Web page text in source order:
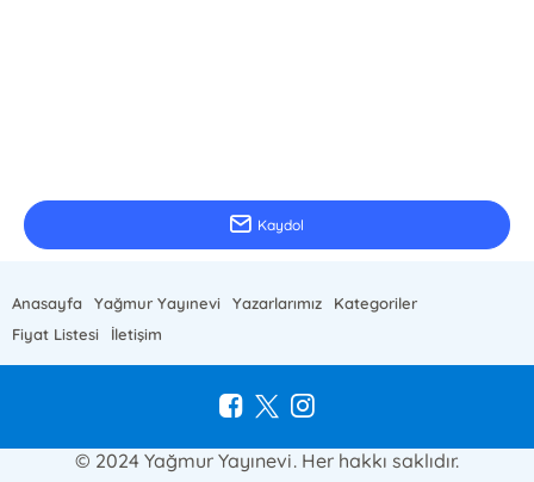
Kaydol
Anasayfa Yağmur Yayınevi Yazarlarımız
Kategoriler
Fiyat Listesi
İletişim
© 2024 Yağmur Yayınevi. Her hakkı saklıdır.